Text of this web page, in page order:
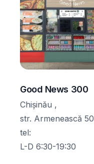
Good News 300
Chișinău ,
str. Armenească 50
tel:
L-D 6:30-19:30